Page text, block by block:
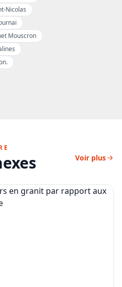
Nicolas
Mouscron
Voir plus